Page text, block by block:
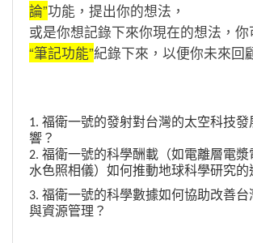
論”功能，提出你的想法，
或是你想記錄下來你現在的想法，
“筆記功能”紀錄下來，以便你未來回
1. 福衛一號的發射對台灣的太空科技
響？
2. 福衛一號的科學酬載（如電離層電
水色照相儀）如何推動地球科學研究的
3. 福衛一號的科學數據如何協助改善台
與資源管理？